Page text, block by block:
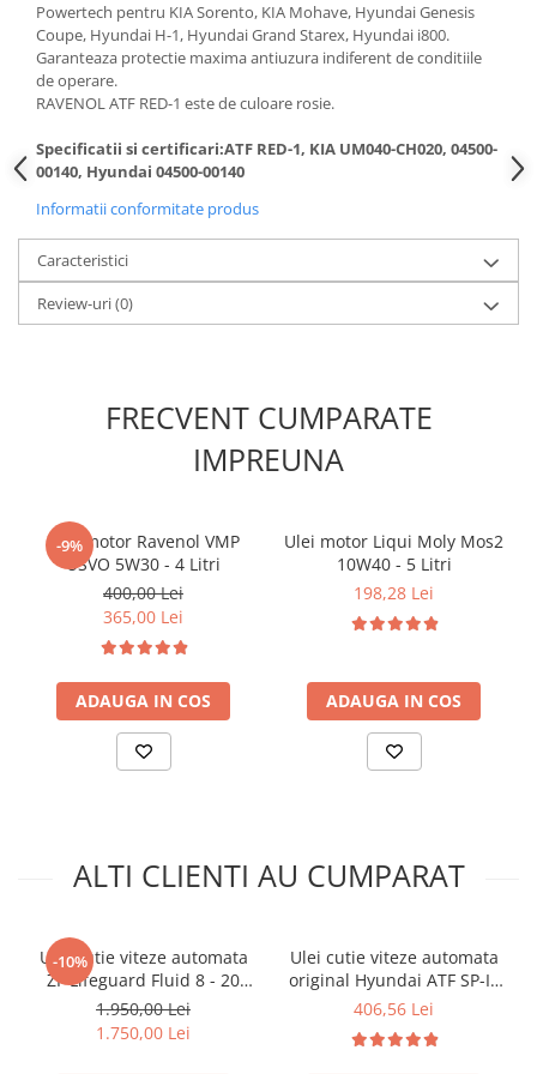
Kit lant distributie
Curea distributie
Pompa apa
Transmisie
Kit transmisie
Curea transmisie
Busoane/inele etansare
Directie/stabilizare
Bielete antiruliu
Bielete directie
Amortizor capota
Amortizor portbagaj/hayon
Arcuri
Pivot suspensie
► Accesorii auto
■ Huse scaune auto
■ Tavite auto portbagaj
■ Covorase/presuri auto
■ Accesorii auto exterior
■ Electrice auto
■ Siguranta auto
■ Electrice
Powertech pentru KIA Sorento, KIA Mohave, Hyundai Genesis
Coupe, Hyundai H-1, Hyundai Grand Starex, Hyundai i800.
Garanteaza protectie maxima antiuzura indiferent de conditiile
de operare.
RAVENOL ATF RED-1 este de culoare rosie.
Specificatii si certificari:ATF RED-1, KIA UM040-CH020, 04500-
00140, Hyundai 04500-00140
Informatii conformitate produs
Caracteristici
Review-uri(0)
FRECVENT CUMPARATE
IMPREUNA
-9%
Ulei motor Ravenol VMP
USVO 5W30 - 4 Litri
400,00 Lei
365,00 Lei
ADAUGA IN COS
Ulei motor Liqui Moly Mos2
10W40 - 5 Litri
198,28 Lei
ADAUGA IN COS
ALTI CLIENTI AU CUMPARAT
-10%
Ulei cutie viteze automata
ZF Lifeguard Fluid 8 - 20
Litri
1.950,00 Lei
1.750,00 Lei
Ulei cutie viteze automata
original Hyundai ATF SP-III
0450000400 80W - 4 Litri
406,56 Lei